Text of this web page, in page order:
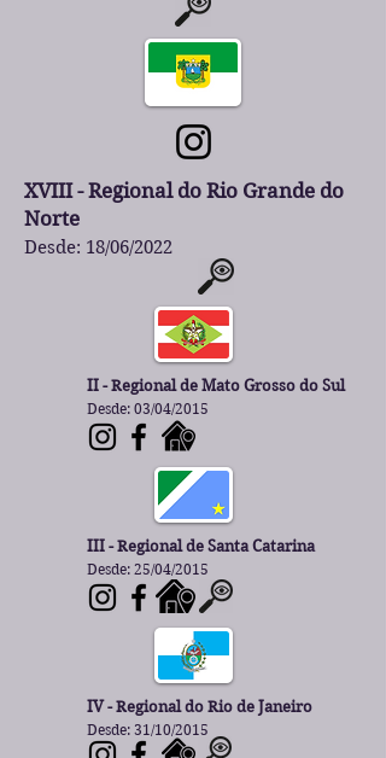
XVIII - Regional do Rio Grande do
Norte
Desde: 18/06/2022
II - Regional de Mato Grosso do Sul
Desde: 03/04/2015
III - Regional de Santa Catarina
Desde: 25/04/2015
IV - Regional do Rio de Janeiro
Desde: 31/10/2015